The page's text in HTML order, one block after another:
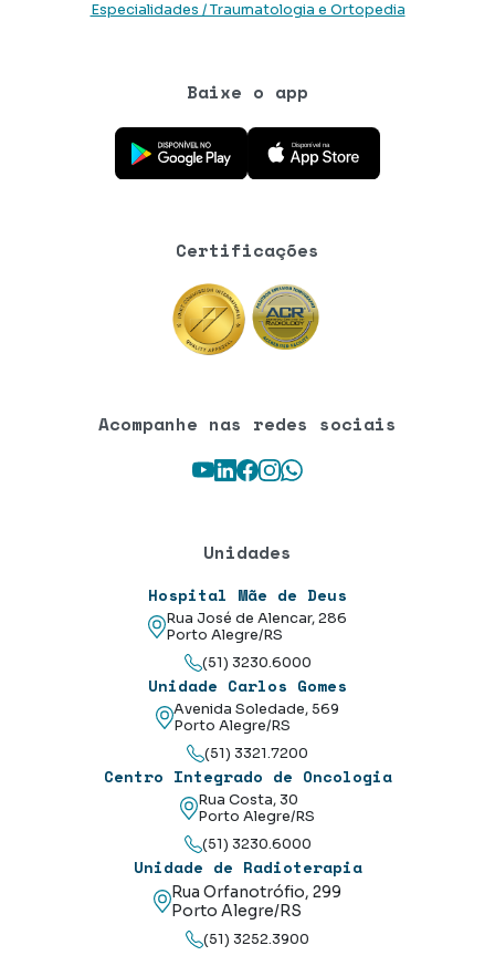
Especialidades / Traumatologia e Ortopedia
Baixe o app
Baixe o aplicativo na Google Play Store
Baixe o aplicativo na App Store
Certificações
Acompanhe nas redes sociais
Youtube
LinkedIn
Facebook
Instagram
WhatsApp
Unidades
Hospital Mãe de Deus
Rua José de Alencar, 286
Porto Alegre/RS
(51) 3230.6000
Unidade Carlos Gomes
Avenida Soledade, 569
Porto Alegre/RS
(51) 3321.7200
Centro Integrado de Oncologia
Rua Costa, 30
Porto Alegre/RS
(51) 3230.6000
Unidade de Radioterapia
Rua Orfanotrófio, 299
Porto Alegre/RS
(51) 3252.3900